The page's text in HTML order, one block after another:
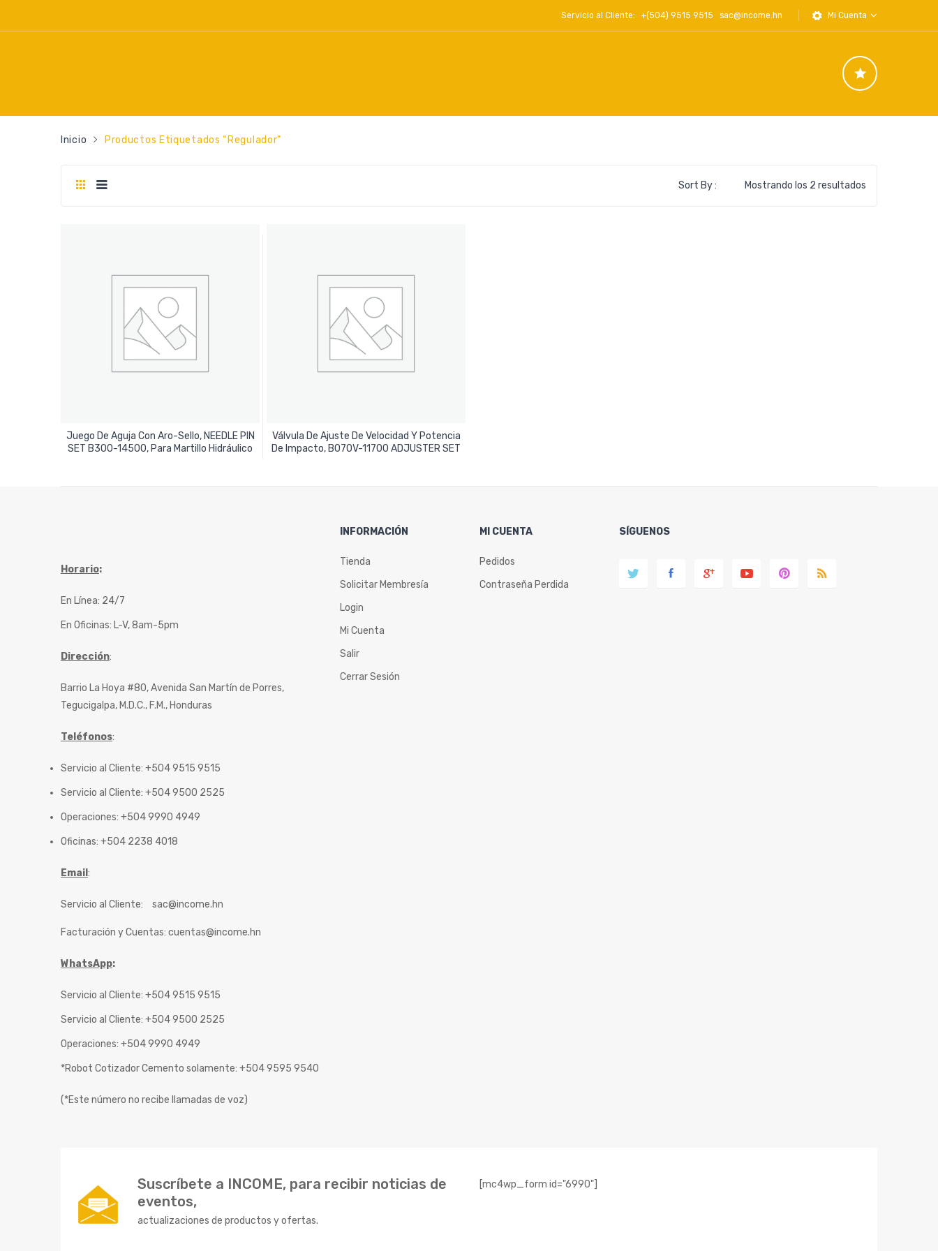
Servicio al Cliente: +(504) 9515 9515 sac@income.hn Mi Cuenta
Inicio Productos Etiquetados “regulador”
Mostrando los 2 resultados
Sort By :
Juego De Aguja Con Aro-Sello, NEEDLE PIN
SET B300-14500, Para Martillo Hidráulico
Leer Más
Válvula De Ajuste De Velocidad Y Potencia
De Impacto, B070V-11700 ADJUSTER SET
Leer Más
Horario:
En Línea: 24/7
En Oficinas: L-V, 8am-5pm
Dirección:
Barrio La Hoya #80, Avenida San Martín de Porres,
Tegucigalpa, M.D.C., F.M., Honduras
Teléfonos:
Servicio al Cliente: +504 9515 9515
Servicio al Cliente: +504 9500 2525
Operaciones: +504 9990 4949
Oficinas: +504 2238 4018
Email :
Servicio al Cliente: sac@income.hn
Facturación y Cuentas: cuentas@income.hn
WhatsApp:
Servicio al Cliente: +504 9515 9515
Servicio al Cliente: +504 9500 2525
Operaciones: +504 9990 4949
*Robot Cotizador Cemento solamente: +504 9595 9540
(*Este número no recibe llamadas de voz)
INFORMACIÓN
Tienda
Solicitar Membresía
Login
Mi Cuenta
Salir
Cerrar Sesión
MI CUENTA
Pedidos
Contraseña Perdida
SÍGUENOS
Suscríbete a INCOME, para recibir noticias de
eventos,
actualizaciones de productos y ofertas.
[mc4wp_form id="6990"]